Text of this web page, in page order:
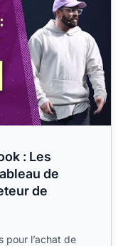
: Les
de
de
pour l’achat de